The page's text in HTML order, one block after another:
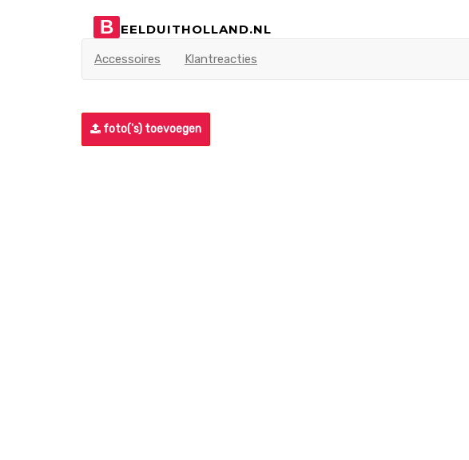
B EELDUITHOLLAND.NL
Accessoires Klantreacties
foto('s) toevoegen